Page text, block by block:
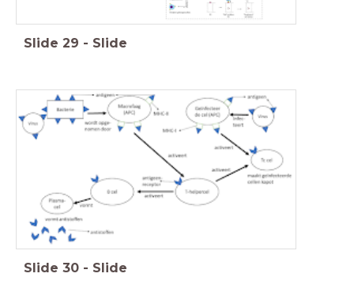
Slide 29 - Slide
Slide 30 - Slide